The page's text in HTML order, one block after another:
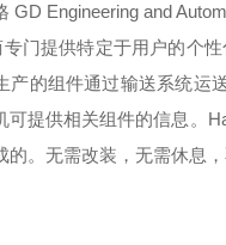
GD Engineering and
门提供特定于用户的个
产的组件通过输送系统运
可提供相关组件的信息。
的。无需改装，无需休息